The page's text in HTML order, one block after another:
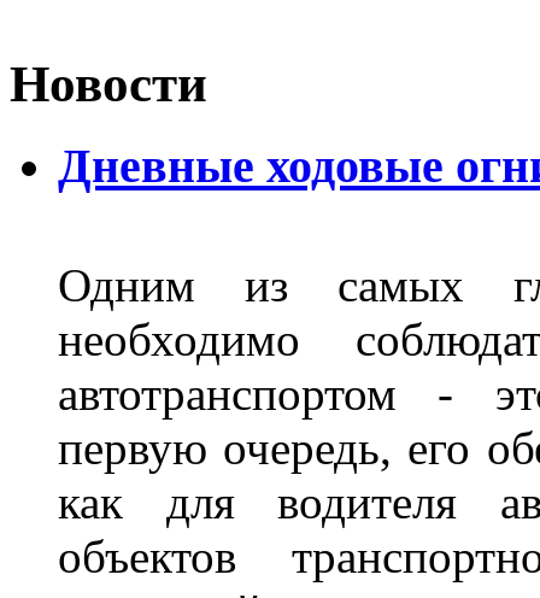
Новости
Дневные ходовые
Одним из самых
необходимо
автотранспортом -
первую очередь, его
как для водителя
объектов